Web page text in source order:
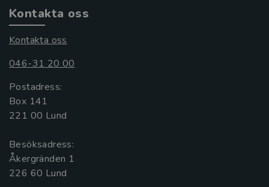
Kontakta oss
Kontakta oss
046-31 20 00
Postadress:
Box 141
221 00 Lund
Besöksadress:
Åkergränden 1